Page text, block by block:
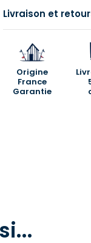
Livraison et
Origine
France
Garantie